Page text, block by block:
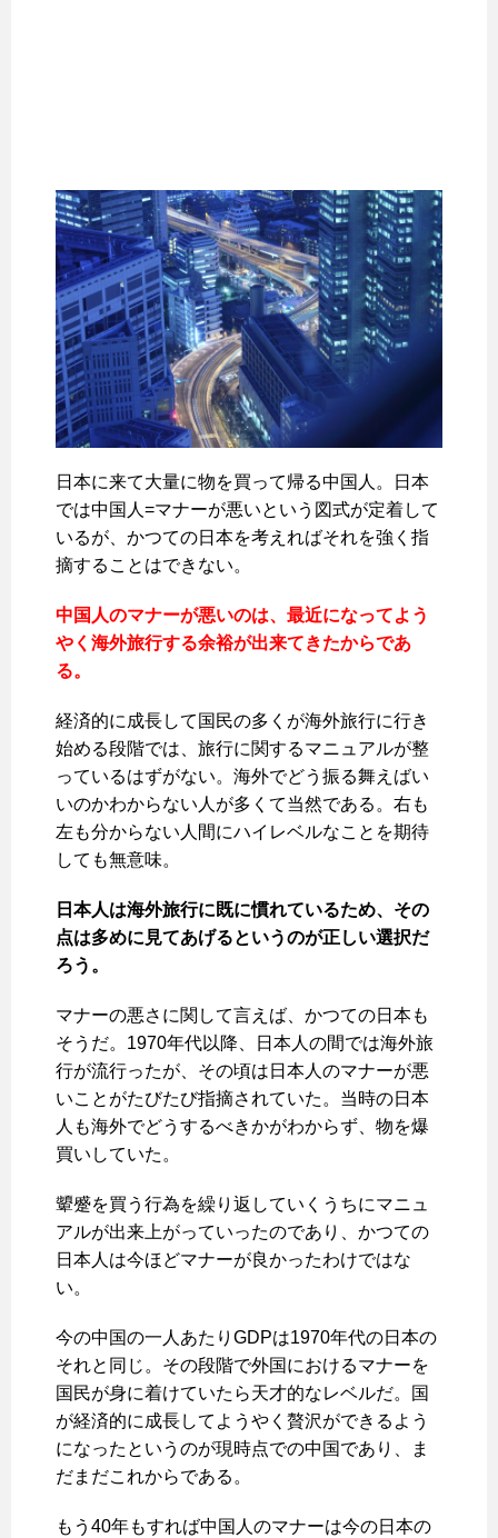
日本に来て大量に物を買って帰る中国人。日本
では中国人=マナーが悪いという図式が定着して
いるが、かつての日本を考えればそれを強く指
摘することはできない。
中国人のマナーが悪いのは、最近になってよう
やく海外旅行する余裕が出来てきたからであ
る。
経済的に成長して国民の多くが海外旅行に行き
始める段階では、旅行に関するマニュアルが整
っているはずがない。海外でどう振る舞えばい
いのかわからない人が多くて当然である。右も
左も分からない人間にハイレベルなことを期待
しても無意味。
日本人は海外旅行に既に慣れているため、その
点は多めに見てあげるというのが正しい選択だ
ろう。
マナーの悪さに関して言えば、かつての日本も
そうだ。1970年代以降、日本人の間では海外旅
行が流行ったが、その頃は日本人のマナーが悪
いことがたびたび指摘されていた。当時の日本
人も海外でどうするべきかがわからず、物を爆
買いしていた。
顰蹙を買う行為を繰り返していくうちにマニュ
アルが出来上がっていったのであり、かつての
日本人は今ほどマナーが良かったわけではな
い。
今の中国の一人あたりGDPは1970年代の日本の
それと同じ。その段階で外国におけるマナーを
国民が身に着けていたら天才的なレベルだ。国
が経済的に成長してようやく贅沢ができるよう
になったというのが現時点での中国であり、ま
だまだこれからである。
もう40年もすれば中国人のマナーは今の日本の